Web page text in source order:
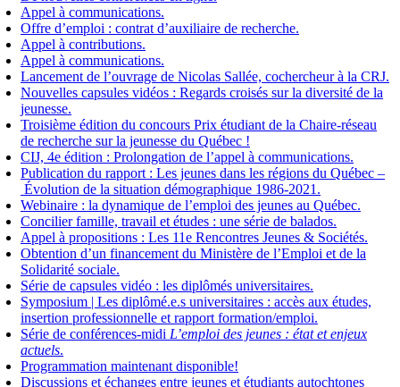
Appel à communications.
Offre d’emploi : contrat d’auxiliaire de recherche.
Appel à contributions.
Appel à communications.
Lancement de l’ouvrage de Nicolas Sallée, cochercheur à la CRJ.
Nouvelles capsules vidéos : Regards croisés sur la diversité de la
jeunesse.
Troisième édition du concours Prix étudiant de la Chaire-réseau
de recherche sur la jeunesse du Québec !
CIJ, 4e édition : Prolongation de l’appel à communications.
Publication du rapport : Les jeunes dans les régions du Québec –
Évolution de la situation démographique 1986-2021.
Webinaire : la dynamique de l’emploi des jeunes au Québec.
Concilier famille, travail et études : une série de balados.
Appel à propositions : Les 11e Rencontres Jeunes & Sociétés.
Obtention d’un financement du Ministère de l’Emploi et de la
Solidarité sociale.
Série de capsules vidéo : les diplômés universitaires.
Symposium | Les diplômé.e.s universitaires : accès aux études,
insertion professionnelle et rapport formation/emploi.
Série de conférences-midi L’emploi des jeunes : état et enjeux
actuels.
Programmation maintenant disponible!
Discussions et échanges entre jeunes et étudiants autochtones